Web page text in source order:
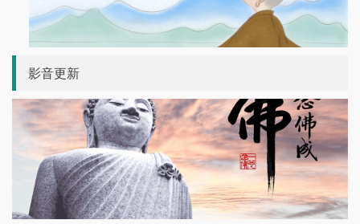
影音更新